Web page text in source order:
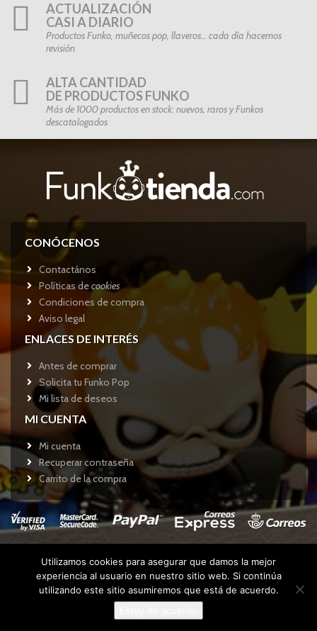
ACTUALIZACIÓN
CASI A DIARIO
Productos Funko, muñecos pop, llaveros… cada día hacemos
revisión
ALTA CANTIDAD
DE PRODUCTOS FUNKO
Más de 1000 productos en stock: nuevos, raros y Funkos
descatalogados
CONÓCENOS
Contactános
Políticas decookies
Condiciones de compra
Aviso legal
ENLACES DE INTERÉS
Antes de comprar
Solicita tu Funko Pop
Mi lista de deseos
MI CUENTA
Mi cuenta
Recuperar contraseña
Carrito de la compra
Copyright © 2017Funkotienda.com - Todos los derechos
reservados.
Utilizamos cookies para asegurar que damos la mejor
experiencia al usuario en nuestro sitio web. Si continúa
utilizando este sitio asumiremos que está de acuerdo.